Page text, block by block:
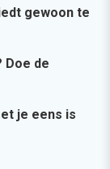
gewoon te
Doe de
je eens is